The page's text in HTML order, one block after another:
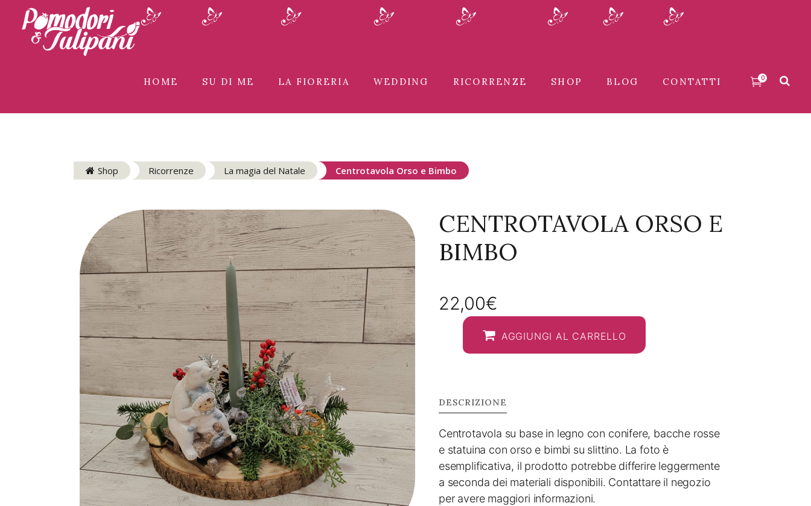
HOME SU DI ME LA FIORERIA WEDDING RICORRENZE SHOP BLOG CONTATTI 0
Shop Ricorrenze La magia del Natale Centrotavola Orso e Bimbo
CENTROTAVOLA ORSO E
BIMBO
22,00€
AGGIUNGI AL CARRELLO
DESCRIZIONE
Centrotavola su base in legno con conifere, bacche rosse
e statuina con orso e bimbi su slittino. La foto è
esemplificativa, il prodotto potrebbe differire leggermente
a seconda dei materiali disponibili. Contattare il negozio
per avere maggiori informazioni.